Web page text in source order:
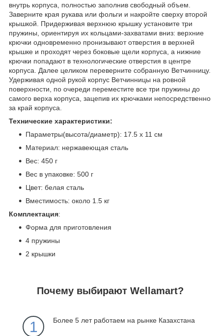
внутрь корпуса, полностью заполнив свободный объем.
Заверните края рукава или фольги и накройте сверху второй
крышкой. Придерживая верхнюю крышку установите три
пружины, ориентируя их кольцами-захватами вниз: верхние
крючки одновременно пронизывают отверстия в верхней
крышке и проходят через боковые щели корпуса, а нижние
крючки попадают в технологические отверстия в центре
корпуса. Далее целиком переверните собранную Ветчинницу.
Удерживая одной рукой корпус Ветчинницы на ровной
поверхности, по очереди переместите все три пружины до
самого верха корпуса, зацепив их крючками непосредственно
за край корпуса.
Технические характеристики:
Параметры(высота/диаметр): 17.5 х 11 см
Материал: нержавеющая сталь
Вес: 450 г
Вес в упаковке: 500 г
Цвет: белая сталь
Вместимость: около 1.5 кг
Комплектация:
Форма для приготовления
4 пружины
2 крышки
Почему выбирают Wellamart?
1 Более 5 лет работаем на рынке Казахстана